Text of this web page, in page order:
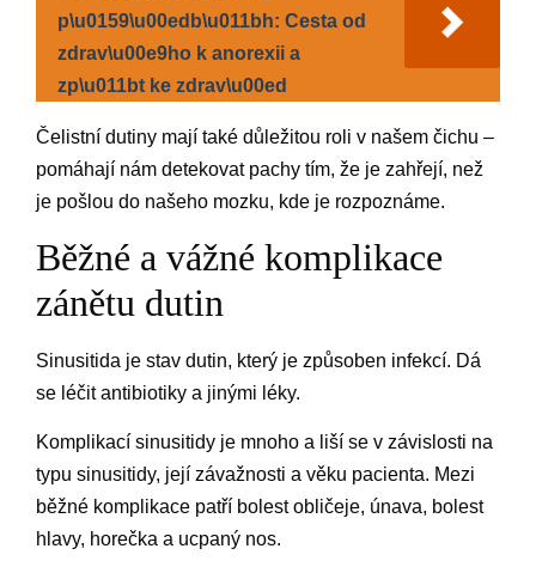
p\u0159\u00edb\u011bh: Cesta od
zdrav\u00e9ho k anorexii a
zp\u011bt ke zdrav\u00ed
Čelistní dutiny mají také důležitou roli v našem čichu –
pomáhají nám detekovat pachy tím, že je zahřejí, než
je pošlou do našeho mozku, kde je rozpoznáme.
Běžné a vážné komplikace
zánětu dutin
Sinusitida je stav dutin, který je způsoben infekcí. Dá
se léčit antibiotiky a jinými léky.
Komplikací sinusitidy je mnoho a liší se v závislosti na
typu sinusitidy, její závažnosti a věku pacienta. Mezi
běžné komplikace patří bolest obličeje, únava, bolest
hlavy, horečka a ucpaný nos.